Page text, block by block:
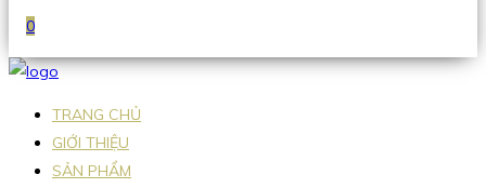
0
TRANG CHỦ
GIỚI THIỆU
SẢN PHẨM